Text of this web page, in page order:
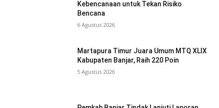
Kebencanaan untuk Tekan Risiko
Bencana
6 Agustus 2026
Martapura Timur Juara Umum MTQ XLIX
Kabupaten Banjar, Raih 220 Poin
5 Agustus 2026